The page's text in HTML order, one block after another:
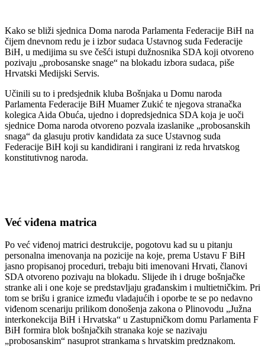
Kako se bliži sjednica Doma naroda Parlamenta Federacije BiH na
čijem dnevnom redu je i izbor sudaca Ustavnog suda Federacije
BiH, u medijima su sve češći istupi dužnosnika SDA koji otvoreno
pozivaju „probosanske snage“ na blokadu izbora sudaca, piše
Hrvatski Medijski Servis.
Učinili su to i predsjednik kluba Bošnjaka u Domu naroda
Parlamenta Federacije BiH Muamer Zukić te njegova stranačka
kolegica Aida Obuća, ujedno i dopredsjednica SDA koja je uoči
sjednice Doma naroda otvoreno pozvala izaslanike „probosanskih
snaga“ da glasuju protiv kandidata za suce Ustavnog suda
Federacije BiH koji su kandidirani i rangirani iz reda hrvatskog
konstitutivnog naroda.
Već viđena matrica
Po već viđenoj matrici destrukcije, pogotovu kad su u pitanju
personalna imenovanja na pozicije na koje, prema Ustavu F BiH
jasno propisanoj proceduri, trebaju biti imenovani Hrvati, članovi
SDA otvoreno pozivaju na blokadu. Slijede ih i druge bošnjačke
stranke ali i one koje se predstavljaju građanskim i multietničkim. Pri
tom se brišu i granice između vladajućih i oporbe te se po nedavno
viđenom scenariju prilikom donošenja zakona o Plinovodu „Južna
interkonekcija BiH i Hrvatska“ u Zastupničkom domu Parlamenta F
BiH formira blok bošnjačkih stranaka koje se nazivaju
„probosanskim“ nasuprot strankama s hrvatskim predznakom.